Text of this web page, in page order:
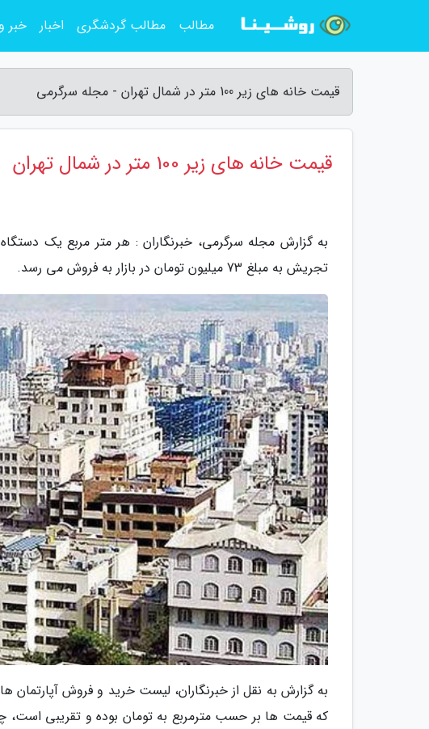
قیمت خانه های زیر 100 متر در شمال تهران - مجله سرگرمی
قیمت خانه های زیر 100 متر در شمال تهران
تجریش به مبلغ 73 میلیون تومان در بازار به فروش می رسد.
که قیمت ها بر حسب مترمربع به تومان بوده و تقریبی است،
مطالب مطالب گردشگری اخبار خبر